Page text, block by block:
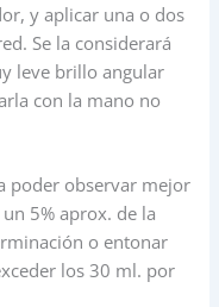
y aplicar una o dos
Se la considerará
leve brillo angular
con la mano no
poder observar mejor
5% aprox. de la
o entonar
los 30 ml. por